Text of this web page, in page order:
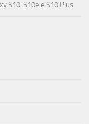
S10, S10e e S10 Plus